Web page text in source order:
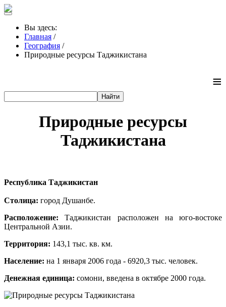
Вы здесь:
Главная /
География /
Природные ресурсы Таджикистана
≡
Природные ресурсы
Таджикистана
Республика Таджикистан
Столица: город Душанбе.
Расположение: Таджикистан расположен на юго-востоке
Центральной Азии.
Территория: 143,1 тыс. кв. км.
Население: на 1 января 2006 года - 6920,3 тыс. человек.
Денежная единица: сомони, введена в октябре 2000 года.